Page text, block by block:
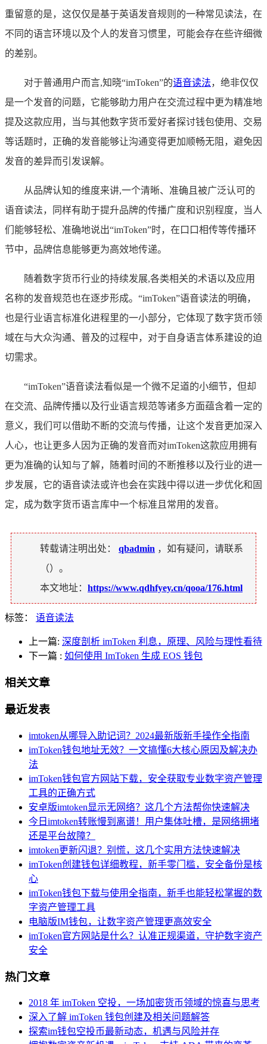
重留意的是，这仅仅是基于英语发音规则的一种常见读法，在
不同的语言环境以及个人的发音习惯里，可能会存在些许细微
的差别。
对于普通用户而言,知晓“imToken”的语音读法，绝非仅仅
是一个发音的问题，它能够助力用户在交流过程中更为精准地
提及这款应用，当与其他数字货币爱好者探讨钱包使用、交易
等话题时，正确的发音能够让沟通变得更加顺畅无阻，避免因
发音的差异而引发误解。
从品牌认知的维度来讲,一个清晰、准确且被广泛认可的
语音读法，同样有助于提升品牌的传播广度和识别程度，当人
们能够轻松、准确地说出“imToken”时，在口口相传等传播环
节中，品牌信息能够更为高效地传递。
随着数字货币行业的持续发展,各类相关的术语以及应用
名称的发音规范也在逐步形成。“imToken”语音读法的明确，
也是行业语言标准化进程里的一小部分，它体现了数字货币领
域在与大众沟通、普及的过程中，对于自身语言体系建设的迫
切需求。
“imToken”语音读法看似是一个微不足道的小细节，但却
在交流、品牌传播以及行业语言规范等诸多方面蕴含着一定的
意义，我们可以借助不断的交流与传播，让这个发音更加深入
人心，也让更多人因为正确的发音而对imToken这款应用拥有
更为准确的认知与了解，随着时间的不断推移以及行业的进一
步发展，它的语音读法或许也会在实践中得以进一步优化和固
定，成为数字货币语言库中一个标准且常用的发音。
转载请注明出处： qbadmin ，如有疑问，请联系
（）。
本文地址： https://www.qdhfyey.cn/qooa/176.html
标签： 语音读法
上一篇: 深度剖析 imToken 利息，原理、风险与理性看待
下一篇 : 如何使用 ImToken 生成 EOS 钱包
相关文章
最近发表
imtoken从哪导入助记词？2024最新版新手操作全指南
imToken钱包地址无效？一文搞懂6大核心原因及解决办
法
imToken钱包官方网站下载，安全获取专业数字资产管理
工具的正确方式
安卓版imtoken显示无网络？这几个方法帮你快速解决
今日imtoken转账慢到离谱！用户集体吐槽，是网络拥堵
还是平台故障？
imtoken更新闪退？别慌，这几个实用方法快速解决
imToken创建钱包详细教程，新手零门槛，安全备份是核
心
imToken钱包下载与使用全指南，新手也能轻松掌握的数
字资产管理工具
电脑版IM钱包，让数字资产管理更高效安全
imToken官方网站是什么？认准正规渠道，守护数字资产
安全
热门文章
2018 年 imToken 空投，一场加密货币领域的惊喜与思考
深入了解 imToken 钱包创建及相关问题解答
探索im钱包空投币最新动态，机遇与风险并存